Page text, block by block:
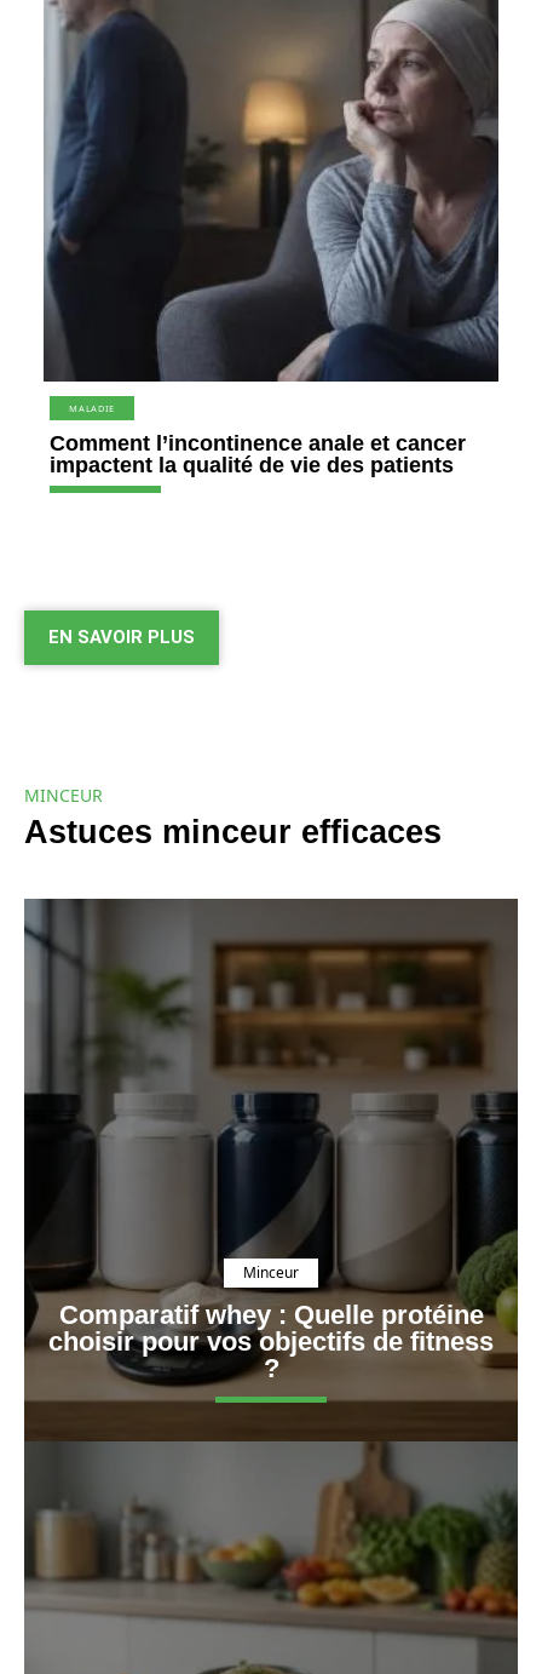
MALADIE
Comment l’incontinence anale et cancer
impactent la qualité de vie des patients
EN SAVOIR PLUS
MINCEUR
Astuces minceur efficaces
Minceur
Comparatif whey : Quelle protéine
choisir pour vos objectifs de fitness
?